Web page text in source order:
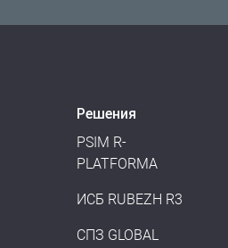
Решения
PSIM R-
PLATFORMA
ИСБ RUBEZH R3
СПЗ GLOBAL